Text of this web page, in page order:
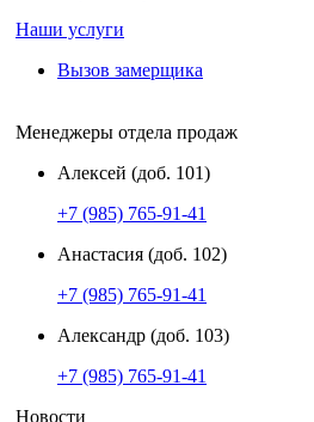
Наши услуги
Вызов замерщика
Менеджеры отдела продаж
Алексей (доб. 101)
+7 (985) 765-91-41
Анастасия (доб. 102)
+7 (985) 765-91-41
Александр (доб. 103)
+7 (985) 765-91-41
Новости